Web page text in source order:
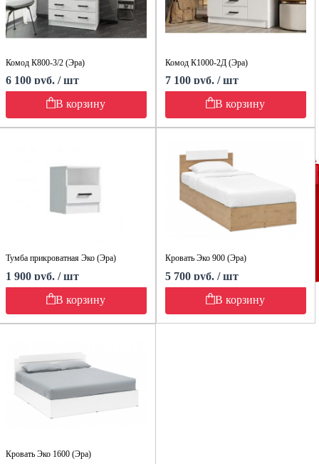
Комод К800-3/2 (Эра)
6 100 руб. / шт
В корзину
Комод К1000-2Д (Эра)
7 100 руб. / шт
В корзину
Тумба прикроватная Эко (Эра)
1 900 руб. / шт
В корзину
Кровать Эко 900 (Эра)
5 700 руб. / шт
В корзину
Кровать Эко 1600 (Эра)